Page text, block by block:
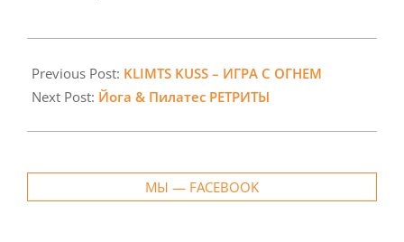
06-
01
Previous Post: KLIMTS KUSS – ИГРА С ОГНЕМ
Next Post: Йога & Пилатес РЕТРИТЫ
МЫ — FACEBOOK